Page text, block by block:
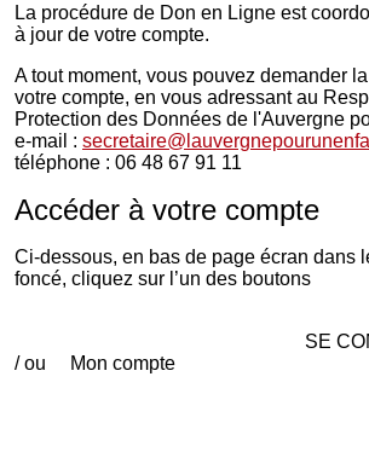
La procédure de Don en Ligne est
à jour de votre compte.
A tout moment, vous pouvez demander la
votre compte, en vous adressant au
Protection des Données de l'Auvergne
e-mail :
téléphone : 06 48 67 91 11
Accéder à votre compte
Ci-dessous, en bas de page écran dans
foncé, cliquez sur l’un
SE
/ ou Mon compte